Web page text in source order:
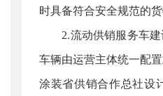
时具备符合安全规范的货
2.流动供销服务车建
车辆由运营主体统一配
涂装省供销合作总社设